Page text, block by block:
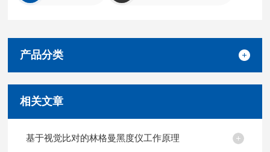
产品分类
相关文章
基于视觉比对的林格曼黑度仪工作原理